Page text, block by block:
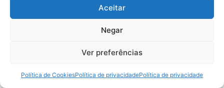
Aceitar
Negar
Ver preferências
Política de CookiesPolítica de privacidadePolítica de privacidade